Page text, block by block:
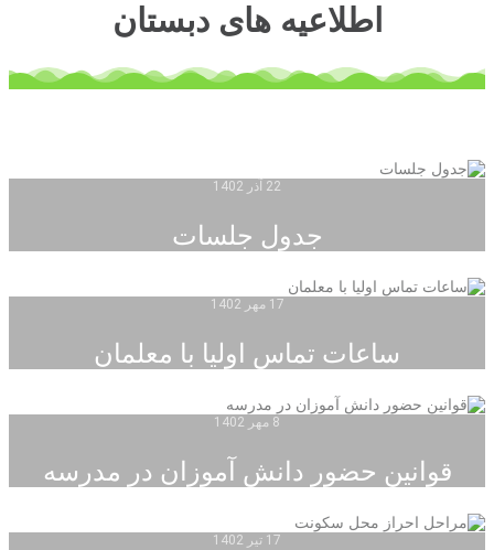
اطلاعیه های دبستان
22 آذر 1402
جدول جلسات
17 مهر 1402
ساعات تماس اولیا با معلمان
8 مهر 1402
قوانین حضور دانش آموزان در مدرسه
17 تیر 1402